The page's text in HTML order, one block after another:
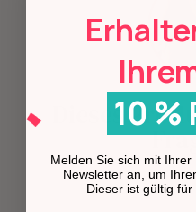
Dieses
10
Melden Sie sich mit
Newsletter an, um
Dieser ist gültig